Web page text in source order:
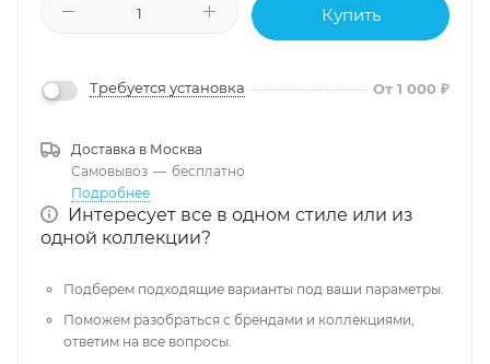
Купить
Требуется установка От 1 000 ₽
Доставка в Москва
Самовывоз — бесплатно
Подробнее
Интересует все в одном стиле или из
одной коллекции?
Подберем подходящие варианты под ваши параметры.
Поможем разобраться с брендами и коллекциями,
ответим на все вопросы.